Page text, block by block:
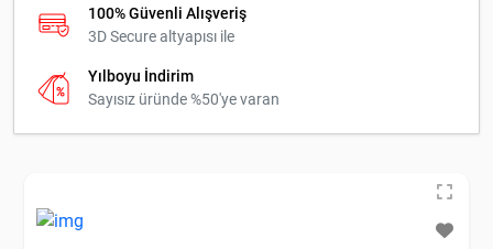
100% Güvenli Alışveriş
3D Secure altyapısı ile
Yılboyu İndirim
Sayısız üründe %50'ye varan